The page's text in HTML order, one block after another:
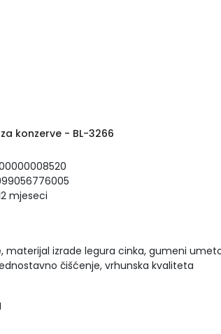
konzerve - BL-3266
mjeseci
materijal izrade legura cinka, gumeni
čišćenje, vrhunska kvaliteta